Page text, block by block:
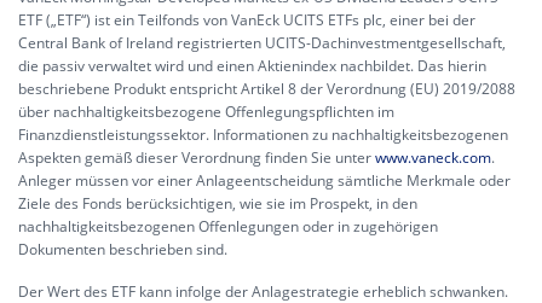
ETF („ETF“) ist ein Teilfonds von VanEck UCITS ETFs plc, einer bei der
Central Bank of Ireland registrierten UCITS-Dachinvestmentgesellschaft,
die passiv verwaltet wird und einen Aktienindex nachbildet. Das hierin
beschriebene Produkt entspricht Artikel 8 der Verordnung (EU) 2019/2088
über nachhaltigkeitsbezogene Offenlegungspflichten im
Finanzdienstleistungssektor. Informationen zu nachhaltigkeitsbezogenen
Aspekten gemäß dieser Verordnung finden Sie unterwww.vaneck.com.
Anleger müssen vor einer Anlageentscheidung sämtliche Merkmale oder
Ziele des Fonds berücksichtigen, wie sie im Prospekt, in den
nachhaltigkeitsbezogenen Offenlegungen oder in zugehörigen
Dokumenten beschrieben sind.
Der Wert des ETF kann infolge der Anlagestrategie erheblich schwanken.